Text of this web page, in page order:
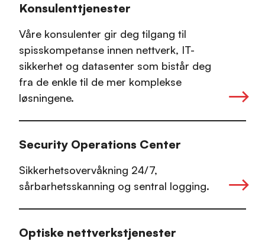
Konsulenttjenester
Våre konsulenter gir deg tilgang til
spisskompetanse innen nettverk, IT-
sikkerhet og datasenter som bistår deg
fra de enkle til de mer komplekse
løsningene.
Security Operations Center
Sikkerhetsovervåkning 24/7,
sårbarhetsskanning og sentral logging.
Optiske nettverkstjenester